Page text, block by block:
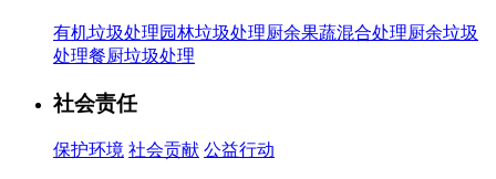
有机垃圾处理园林垃圾处理厨余果蔬混合处理厨余垃圾
处理餐厨垃圾处理
社会责任
保护环境 社会贡献 公益行动